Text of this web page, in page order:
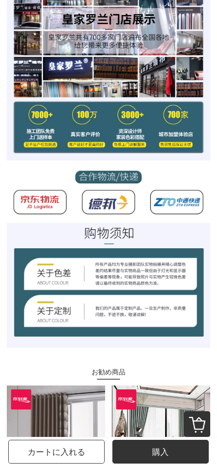
お勧め商品
カートに入れる 購入